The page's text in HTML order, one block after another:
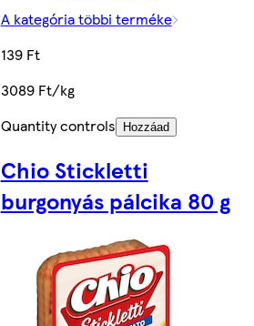
A kategória többi terméke
139 Ft
3089 Ft/kg
Quantity controls
Hozzáad
Chio Stickletti
burgonyás pálcika 80 g